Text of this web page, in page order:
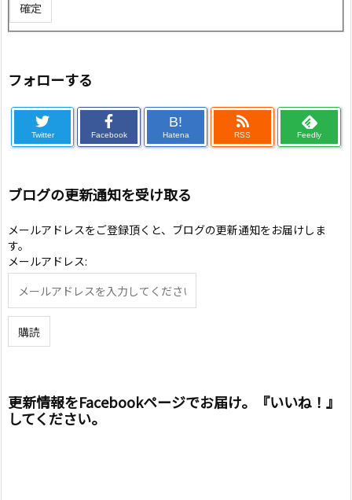
フォローする
Twitter Facebook
B!
Hatena RSS Feedly
ブログの更新通知を受け取る
メールアドレスをご登録頂くと、ブログの更新通知をお届けしま
す。
メールアドレス:
更新情報をFacebookページでお届け。『いいね！』
してください。